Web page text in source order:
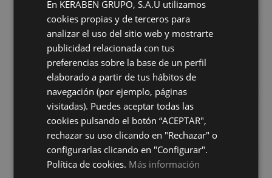
colores colores
Mixit Beige Antislip
+ 5
Mixit Beige
75X75
+ 5
colores
Mixit Blanco Antislip
BLANCO
+ 5
colores
Mixit Blanco
75X75
BLANCO
+ 5
colores
En KERABEN GRUPO, S.A.U utilizamos
cookies propias y de terceros para
analizar el uso del sitio web y mostrarte
publicidad relacionada con tus
preferencias sobre la base de un perfil
elaborado a partir de tus hábitos de
navegación (por ejemplo, páginas
visitadas). Puedes aceptar todas las
cookies pulsando el botón “ACEPTAR",
rechazar su uso clicando en "Rechazar" o
configurarlas clicando en "Configurar".
Política de cookies. Más información